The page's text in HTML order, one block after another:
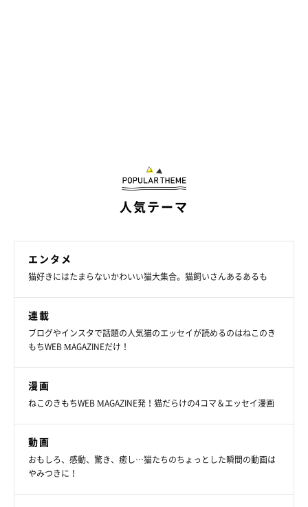
人気テーマ
エンタメ
猫好きにはたまらないかわいい猫大集合。猫飼いさんあるあるも
連載
ブログやインスタで話題の人気猫のエッセイが読めるのはねこのき
もちWEB MAGAZINEだけ！
漫画
ねこのきもちWEB MAGAZINE発！猫だらけの4コマ＆エッセイ漫画
動画
おもしろ、感動、驚き、癒し…猫たちのちょっとした瞬間の動画は
やみつきに！